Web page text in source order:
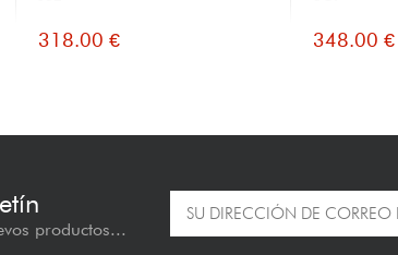
318.00 € 348.00 €
productos...